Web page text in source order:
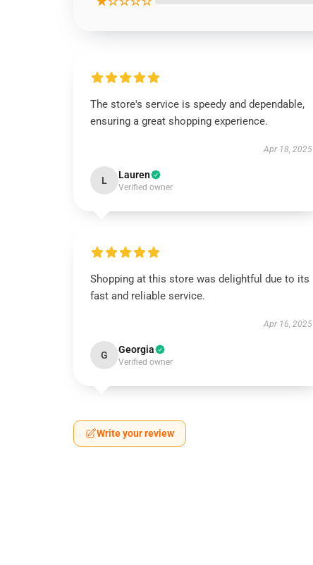
The store's service is speedy and dependable,
ensuring a great shopping experience.
Apr 18, 2025
L Lauren
Verified owner
Shopping at this store was delightful due to its
fast and reliable service.
Apr 16, 2025
G Georgia
Verified owner
Write your review